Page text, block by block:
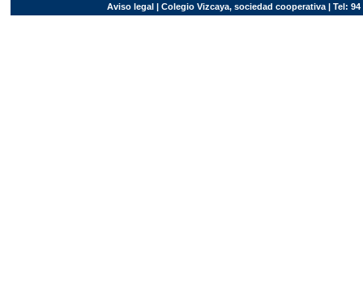
Aviso legal| Colegio Vizcaya, sociedad cooperativa | Tel: 94